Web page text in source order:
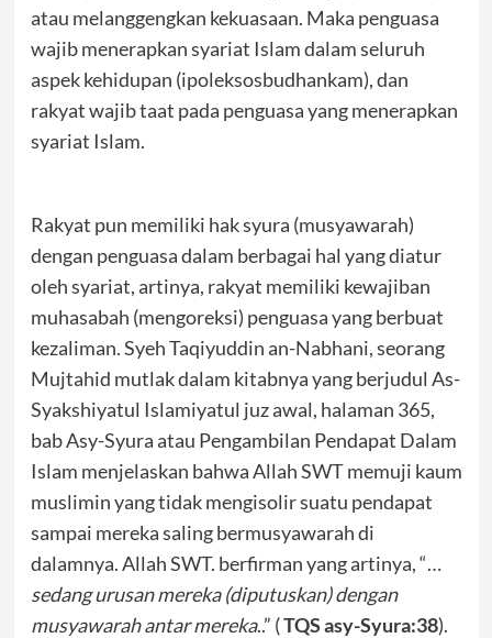
atau melanggengkan kekuasaan. Maka penguasa
wajib menerapkan syariat Islam dalam seluruh
aspek kehidupan (ipoleksosbudhankam), dan
rakyat wajib taat pada penguasa yang menerapkan
syariat Islam.
Rakyat pun memiliki hak syura (musyawarah)
dengan penguasa dalam berbagai hal yang diatur
oleh syariat, artinya, rakyat memiliki kewajiban
muhasabah (mengoreksi) penguasa yang berbuat
kezaliman. Syeh Taqiyuddin an-Nabhani, seorang
Mujtahid mutlak dalam kitabnya yang berjudul As-
Syakshiyatul Islamiyatul juz awal, halaman 365,
bab Asy-Syura atau Pengambilan Pendapat Dalam
Islam menjelaskan bahwa Allah SWT memuji kaum
muslimin yang tidak mengisolir suatu pendapat
sampai mereka saling bermusyawarah di
dalamnya. Allah SWT. berfirman yang artinya, “…
sedang urusan mereka (diputuskan) dengan
musyawarah antar mereka..” (TQS asy-Syura:38).